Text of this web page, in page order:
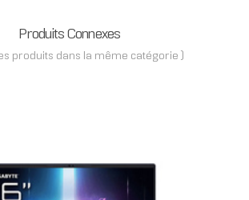
Produits Connexes
produits dans la même catégorie )